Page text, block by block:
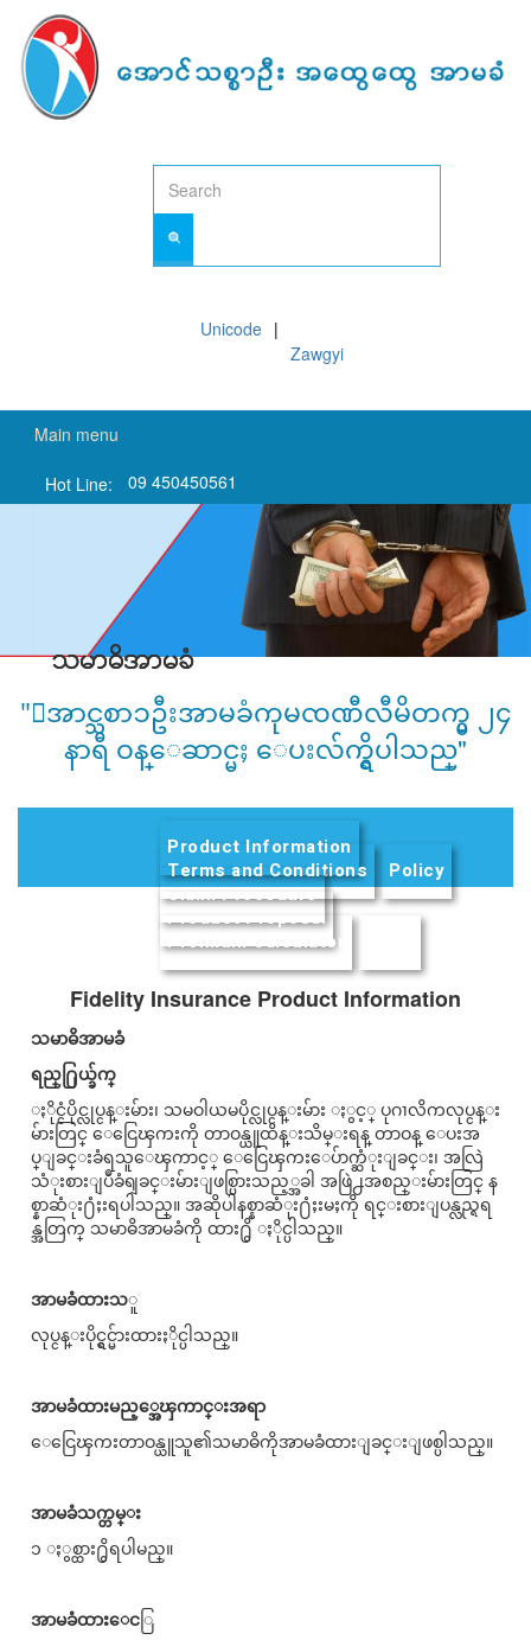
main
content
Unicode
Zawgyi
Main menu
Hot Line: 09 450450561
သမာဓိအာမခံ
သမာဓိအာမခံ
"ေအာင္သစာၥဦးအာမခံကုမၸဏီလီမိတက္မွ ၂၄
နာရီ ဝန္ေဆာင္မႈ ေပးလ်က္ရွိပါသည္"
Product Information (active tab)
Terms and Conditions
Policy
Claim Procedure
Product Proposal
Premium Calculator
Fidelity Insurance Product Information
သမာဓိအာမခံ
ရည္႐ြယ္ခ်က္
ႏိုင္ငံပိုင္လုပ္ငန္းမ်ား၊ သမဝါယမပိုင္လုပ္ငန္းမ်ား ႏွင့္ ပုဂၢလိကလုပ္ငန္း
မ်ားတြင္ ေငြေၾကးကို တာဝန္ယူထိန္းသိမ္းရန္ တာဝန္ ေပးအ
ပ္ျခင္းခံရသူေၾကာင့္ ေငြေၾကးေပ်ာက္ဆံုးျခင္း၊ အလြဲ
သံုးစားျပဳခံရျခင္းမ်ားျဖစ္ပြားသည့္အခါ အဖြဲ႕အစည္းမ်ားတြင္ န
စ္နာဆံုး႐ံႈးရပါသည္။ အဆိုပါနစ္နာဆံုး႐ံႈးမႈကို ရင္းစားျပန္လည္ရရ
န္အတြက္ သမာဓိအာမခံကို ထား႐ွိ ႏိုင္ပါသည္။
အာမခံထားသူ
လုပ္ငန္းပိုင္ရွင္မ်ားထားႏိုင္ပါသည္။
အာမခံထားမည့္အေၾကာင္းအရာ
ေငြေၾကးတာဝန္ယူသူ၏သမာဓိကိုအာမခံထားျခင္းျဖစ္ပါသည္။
အာမခံသက္တမ္း
၁ ႏွစ္ထား႐ွိရပါမည္။
အာမခံထားေငြ